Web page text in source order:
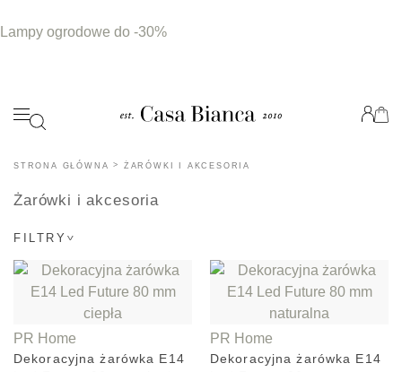
Lampy ogrodowe do -30%
STRONA GŁÓWNA > ŻARÓWKI I AKCESORIA
Żarówki i akcesoria
FILTRY
PR Home
Dekoracyjna żarówka E14
PR Home
Dekoracyjna żarówka E14